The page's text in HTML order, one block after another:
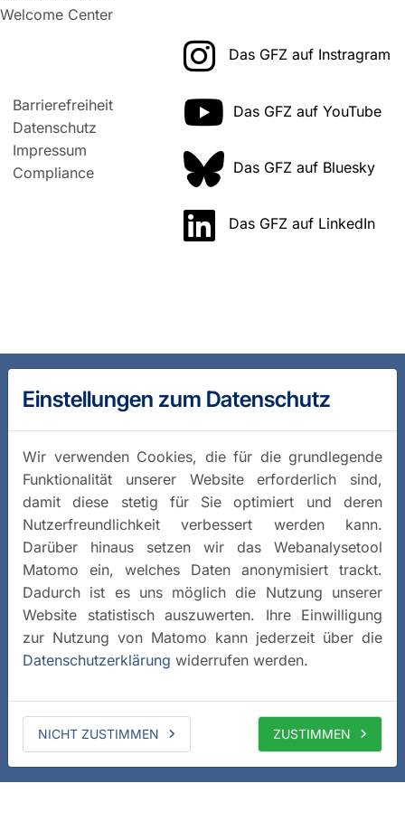
Welcome Center
Barrierefreiheit
Datenschutz
Impressum
Compliance
Das GFZ auf Instragram
Das GFZ auf YouTube
Das GFZ auf Bluesky
Das GFZ auf LinkedIn
Einstellungen zum Datenschutz
Wir verwenden Cookies, die für die grundlegende
Funktionalität unserer Website erforderlich sind,
damit diese stetig für Sie optimiert und deren
Nutzerfreundlichkeit verbessert werden kann.
Darüber hinaus setzen wir das Webanalysetool
Matomo ein, welches Daten anonymisiert trackt.
Dadurch ist es uns möglich die Nutzung unserer
Website statistisch auszuwerten. Ihre Einwilligung
zur Nutzung von Matomo kann jederzeit über die
Datenschutzerklärung widerrufen werden.
NICHT ZUSTIMMEN ZUSTIMMEN